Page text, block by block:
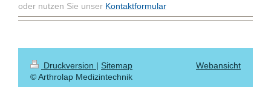
oder nutzen Sie unser Kontaktformular
Druckversion | Sitemap
© Arthrolap Medizintechnik
Webansicht